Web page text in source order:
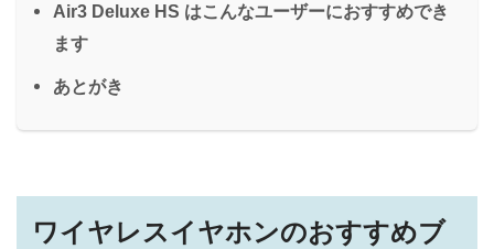
Air3 Deluxe HS はこんなユーザーにおすすめでき
ます
あとがき
ワイヤレスイヤホンのおすすめブ